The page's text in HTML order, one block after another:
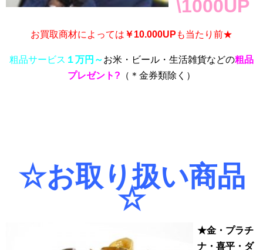
\1000UP
お買取商材によっては ￥10.000UP も当たり前★
粗品サービス １万円～お米・ビール・生活雑貨などの粗品
プレゼント? （ ＊金券類除く）
☆お取り扱い商品
☆
★金・プラチ
ナ・喜平・ダ